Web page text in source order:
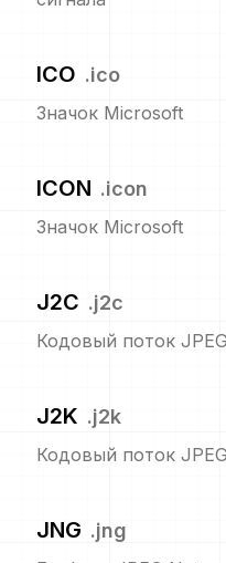
ICO .ico
Значок Microsoft
ICON .icon
Значок Microsoft
J2C .j2c
Кодовый поток
J2K .j2k
Кодовый поток
JNG .jng